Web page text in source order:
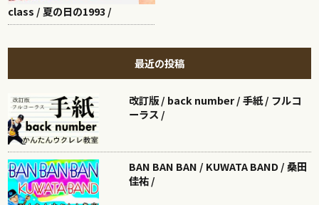
class / 夏の日の1993 /
最近の投稿
改訂版 / back number / 手紙 / フルコ
ーラス /
BAN BAN BAN / KUWATA BAND / 桑田
佳祐 /